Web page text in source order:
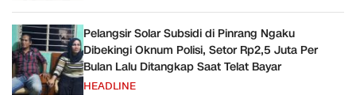
Pelangsir Solar Subsidi di Pinrang Ngaku
Dibekingi Oknum Polisi, Setor Rp2,5 Juta Per
Bulan Lalu Ditangkap Saat Telat Bayar
HEADLINE